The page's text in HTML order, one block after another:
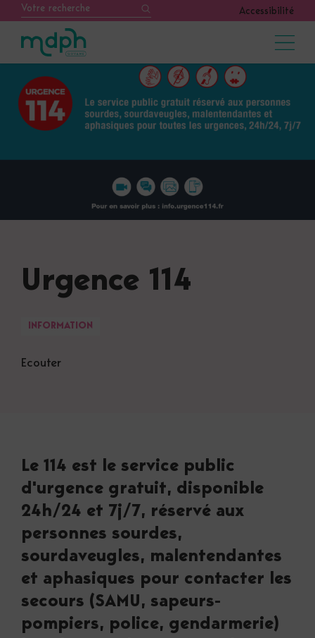
Accessibilité
Urgence 114
INFORMATION
Ecouter
Le 114 est le service public
d'urgence gratuit, disponible
24h/24 et 7j/7, réservé aux
personnes sourdes,
sourdaveugles, malentendantes
et aphasiques pour contacter les
secours (SAMU, sapeurs-
pompiers, police, gendarmerie)